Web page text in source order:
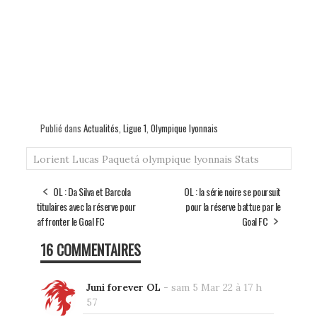
Publié dans Actualités, Ligue 1, Olympique lyonnais
Lorient Lucas Paquetá olympique lyonnais Stats
OL : Da Silva et Barcola
titulaires avec la réserve pour
affronter le Goal FC
OL : la série noire se poursuit
pour la réserve battue par le
Goal FC
16 COMMENTAIRES
Juni forever OL - sam 5 Mar 22 à 17 h
57